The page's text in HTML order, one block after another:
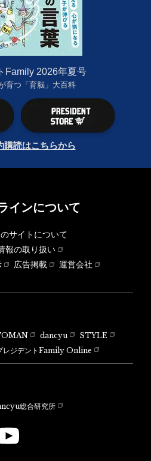
Family 2026年夏号
育つ「育脳」大百科
購読はこちらから
インについて
のサイトについて
報の取り扱い
広告掲載
運営会社
dancyu
STYLE
レジデントFamily Online
総合研究所